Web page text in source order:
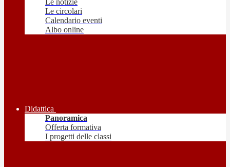
Le notizie
Le circolari
Calendario eventi
Albo online
Didattica
Panoramica
Offerta formativa
I progetti delle classi